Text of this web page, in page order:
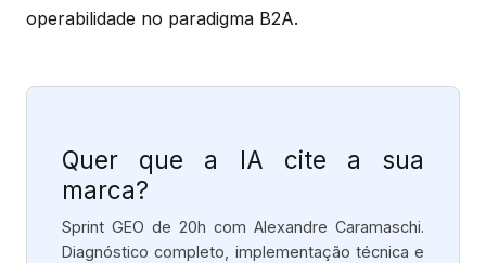
operabilidade no paradigma B2A.
Quer que a IA cite a sua
marca?
Sprint GEO de 20h com Alexandre Caramaschi.
Diagnóstico completo, implementação técnica e